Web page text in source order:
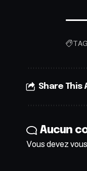
Share This
Aucun
Vous devez